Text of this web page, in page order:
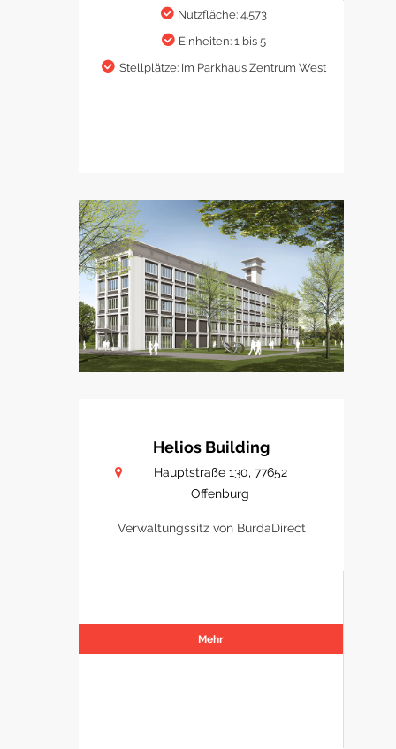
Nutzfläche: 4.573
Einheiten: 1 bis 5
Stellplätze: Im Parkhaus Zentrum West
Helios Building
Hauptstraße 130, 77652
Offenburg
Verwaltungssitz von BurdaDirect
Mehr